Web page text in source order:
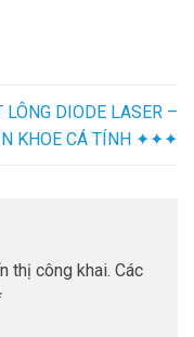
LÔNG DIODE LASER –
KHOE CÁ TÍNH ✦✦✦
thị công khai. Các